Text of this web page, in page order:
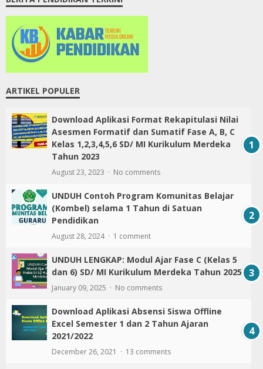
ARTIKEL POPULER
Download Aplikasi Format Rekapitulasi Nilai
Asesmen Formatif dan Sumatif Fase A, B, C
Kelas 1,2,3,4,5,6 SD/ MI Kurikulum Merdeka
Tahun 2023
August 23, 2023 No comments
UNDUH Contoh Program Komunitas Belajar
(Kombel) selama 1 Tahun di Satuan
Pendidikan
August 28, 2024 1 comment
UNDUH LENGKAP: Modul Ajar Fase C (Kelas 5
dan 6) SD/ MI Kurikulum Merdeka Tahun 2025
January 09, 2025 No comments
Download Aplikasi Absensi Siswa Offline
Excel Semester 1 dan 2 Tahun Ajaran
2021/2022
December 26, 2021 13 comments